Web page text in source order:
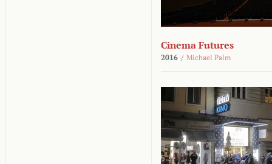
Cinema Futures
2016 / Michael Palm